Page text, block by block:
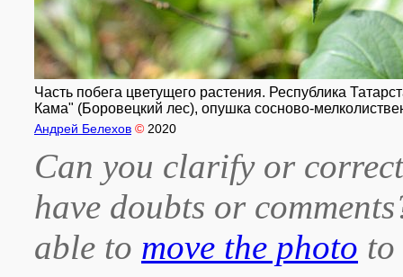
Часть побега цветущего растения. Республика
Кама" (Боровецкий лес), опушка сосново-
Андрей Белехов © 2020
Can you clarify or
have doubts or
able to move the photo